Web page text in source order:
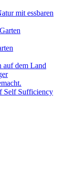
mit essbaren
auf dem Land
Self Sufficiency